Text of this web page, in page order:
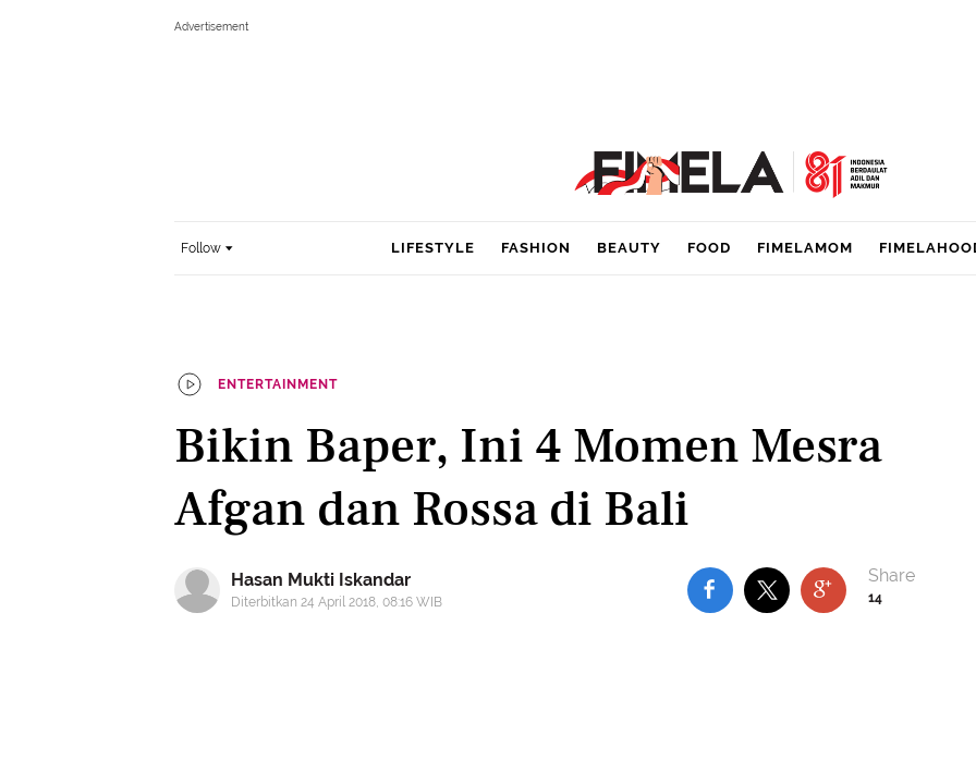
Follow LIFESTYLE FASHION BEAUTY FOOD FIMELAMOM
ENTERTAINMENT
Bikin Baper, Ini 4 Momen Mesra
Afgan dan Rossa di Bali
Hasan Mukti Iskandar
Diterbitkan 24 April 2018, 08:16 WIB 14